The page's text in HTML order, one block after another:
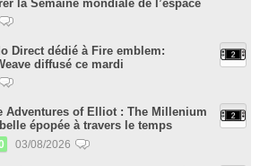
la Semaine mondiale de l’espace
Direct dédié à Fire emblem:
diffusé ce mardi
Adventures of Elliot : The Millenium
épopée à travers le temps
03/08/2026